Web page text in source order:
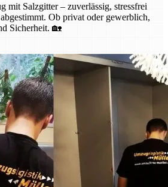
mit Salzgitter – zuverlässig, stressfrei
Ob privat oder gewerblich,
Sicherheit. 🏡